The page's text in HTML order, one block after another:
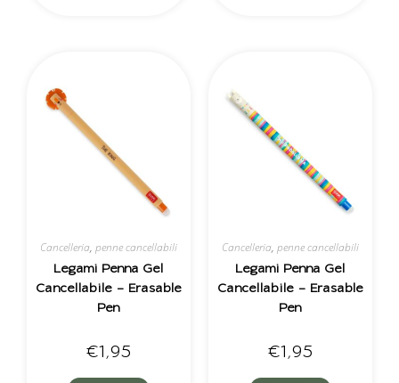
Cancelleria, penne cancellabili
Legami Penna Gel
Cancellabile – Erasable
Pen
€1,95
Cancelleria, penne cancellabili
Legami Penna Gel
Cancellabile – Erasable
Pen
€1,95